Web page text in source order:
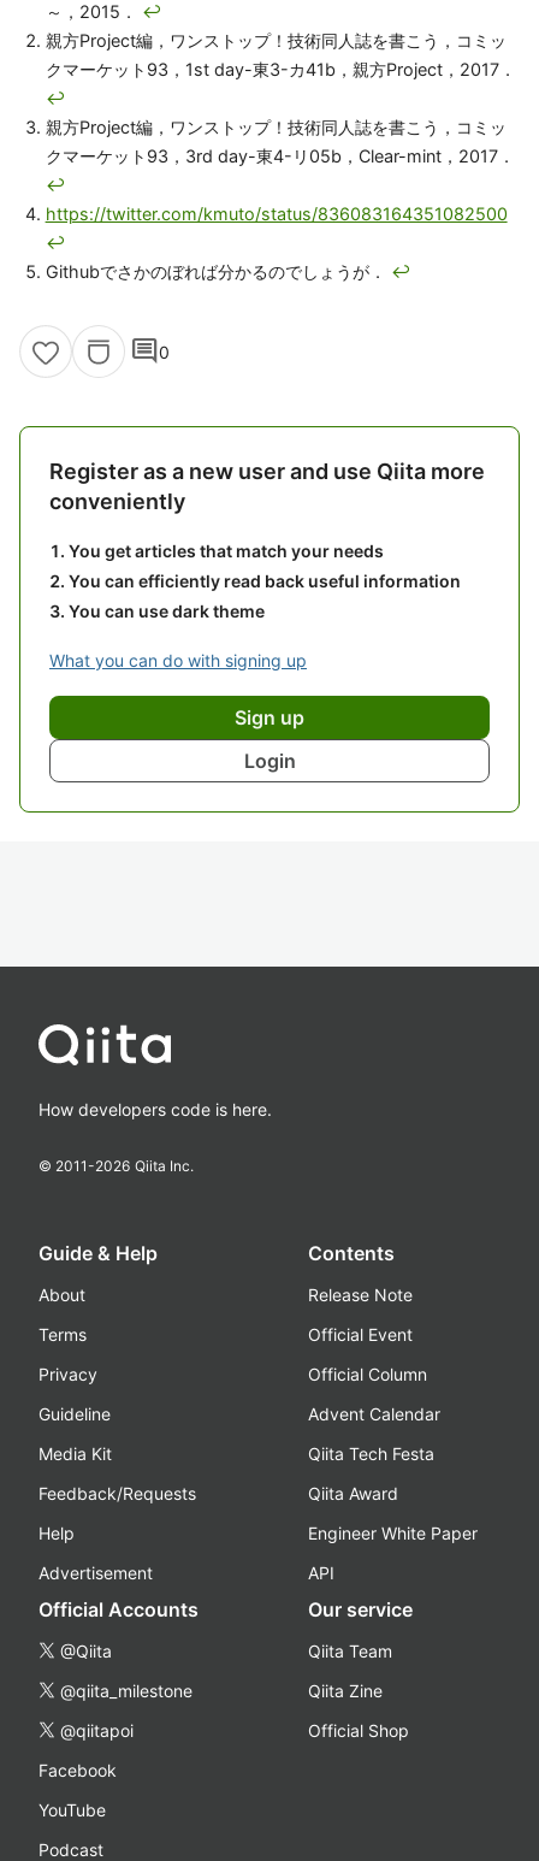
～，2015． ↩
親方Project編，ワンストップ！技術同人誌を書こう，コミッ
クマーケット93，1st day-東3-カ41b，親方Project，2017．
↩
親方Project編，ワンストップ！技術同人誌を書こう，コミッ
クマーケット93，3rd day-東4-リ05b，Clear-mint，2017．
↩
https://twitter.com/kmuto/status/836083164351082500
↩
Githubでさかのぼれば分かるのでしょうが． ↩
comment0
Register as a new user and use Qiita more
conveniently
You get articles that match your needs
You can efficiently read back useful information
You can use dark theme
What you can do with signing up
Sign up
Login
How developers code is here.
© 2011-2026 Qiita Inc.
Guide & Help
About
Terms
Privacy
Guideline
Media Kit
Feedback/Requests
Help
Advertisement
Contents
Release Note
Official Event
Official Column
Advent Calendar
Qiita Tech Festa
Qiita Award
Engineer White Paper
API
Official Accounts
@Qiita
@qiita_milestone
@qiitapoi
Facebook
YouTube
Podcast
Our service
Qiita Team
Qiita Zine
Official Shop